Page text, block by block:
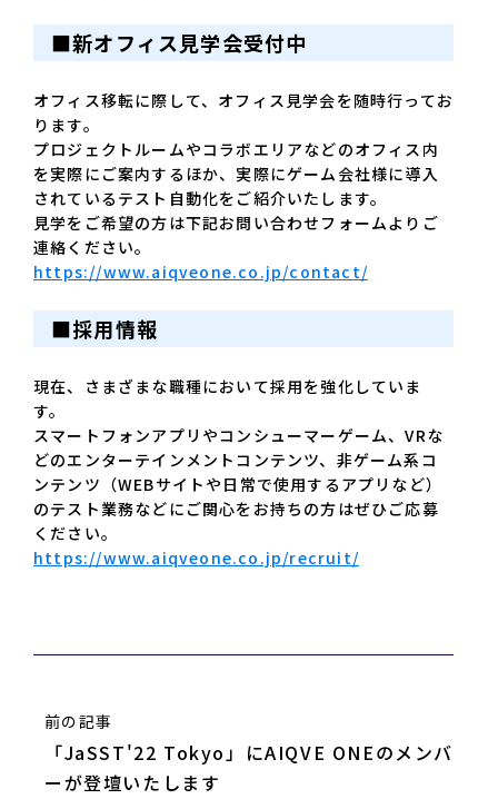
■新オフィス見学会受付中
オフィス移転に際して、オフィス見学会を随時行ってお
ります。
プロジェクトルームやコラボエリアなどのオフィス内
を実際にご案内するほか、実際にゲーム会社様に導入
されているテスト自動化をご紹介いたします。
見学をご希望の方は下記お問い合わせフォームよりご
連絡ください。
https://www.aiqveone.co.jp/contact/
■採用情報
現在、さまざまな職種において採用を強化していま
す。
スマートフォンアプリやコンシューマーゲーム、VRな
どのエンターテインメントコンテンツ、非ゲーム系コ
ンテンツ（WEBサイトや日常で使用するアプリなど）
のテスト業務などにご関心をお持ちの方はぜひご応募
ください。
https://www.aiqveone.co.jp/recruit/
前の記事
「JaSST'22 Tokyo」にAIQVE ONEのメンバ
ーが登壇いたします